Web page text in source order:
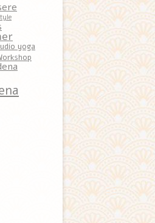
yoga